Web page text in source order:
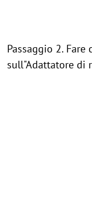
Passaggio 2.
sull"Adattatore di